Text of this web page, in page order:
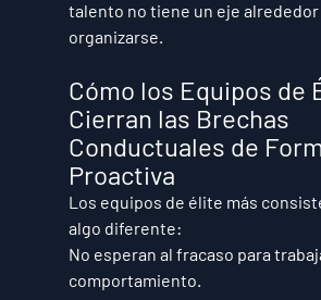
talento no tiene un eje alrededor
organizarse.
Cómo los Equipos de
Cierran las Brechas
Conductuales de
Proactiva
Los equipos de élite más
algo diferente:
No esperan al fracaso para
comportamiento.